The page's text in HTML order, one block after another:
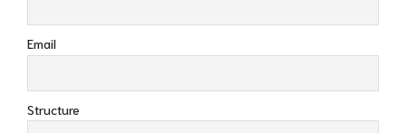
Email
Structure